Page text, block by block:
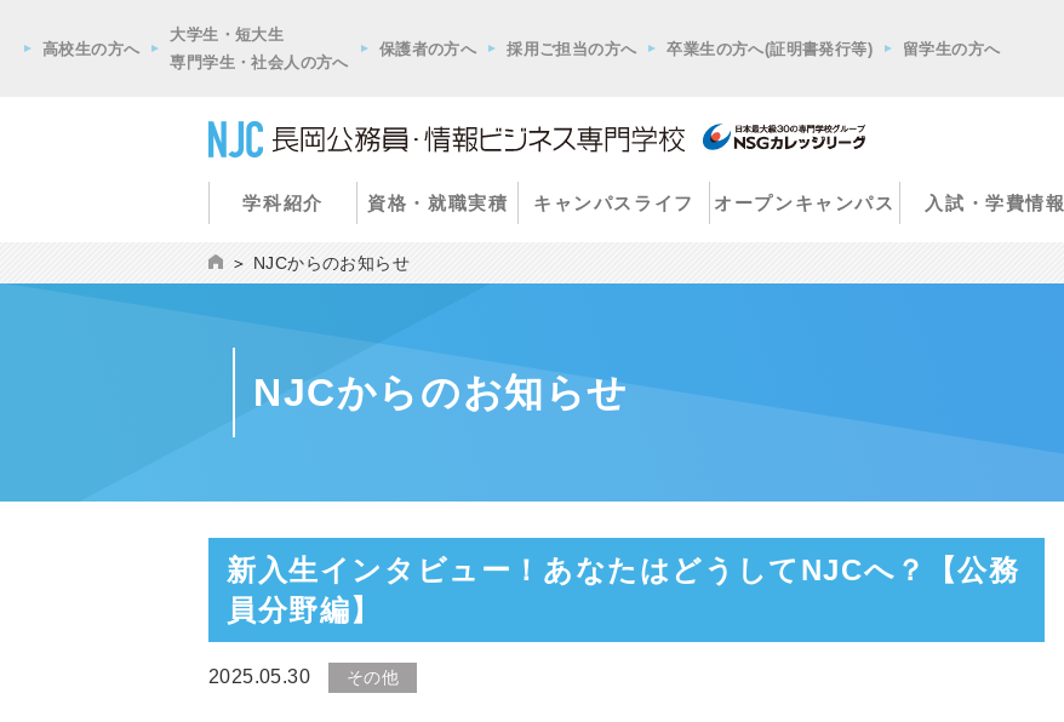
高校生の方へ
大学生・短大生
専門学生・社会人の方へ
保護者の方へ 採用ご担当の方へ 卒業生の方へ(証明書発行等) 留学生の方へ
学科紹介 資格・就職実積 キャンパスライフ オープンキャンパス 入試・学費情報
NJCからのお知らせ
NJCからのお知らせ
新入生インタビュー！あなたはどうしてNJCへ？【公務
員分野編】
2025.05.30 その他